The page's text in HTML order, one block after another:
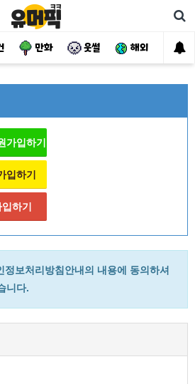
만화 웃썰 해외 핫
가입하기
입하기
하기
정보처리방침안내의 내용에 동의하셔
니다.